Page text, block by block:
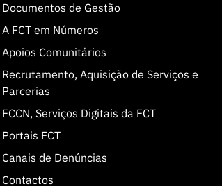
Documentos de Gestão
A FCT em Números
Apoios Comunitários
Recrutamento, Aquisição de Serviços e
Parcerias
FCCN, Serviços Digitais da FCT
Portais FCT
Canais de Denúncias
Contactos